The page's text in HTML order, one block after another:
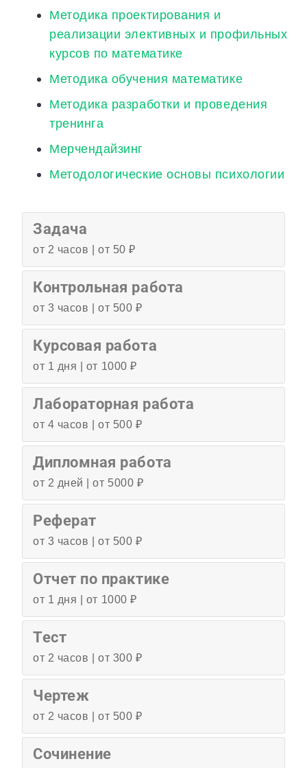
Методика проектирования и
реализации элективных и профильных
курсов по математике
Методика обучения математике
Методика разработки и проведения
тренинга
Мерчендайзинг
Методологические основы психологии
Задача
от 2 часов | от 50 ₽
Контрольная работа
от 3 часов | от 500 ₽
Курсовая работа
от 1 дня | от 1000 ₽
Лабораторная работа
от 4 часов | от 500 ₽
Дипломная работа
от 2 дней | от 5000 ₽
Реферат
от 3 часов | от 500 ₽
Отчет по практике
от 1 дня | от 1000 ₽
Тест
от 2 часов | от 300 ₽
Чертеж
от 2 часов | от 500 ₽
Сочинение